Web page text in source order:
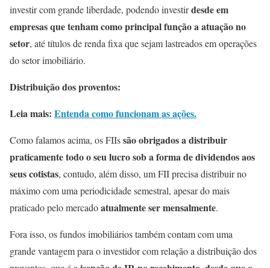
investir com grande liberdade, podendo investirdesde em
empresas que tenham como principal função a atuação no
setor, até títulos de renda fixa que sejam lastreados em operações
do setor imobiliário.
Distribuição dos proventos:
Leia mais: Entenda como funcionam as ações.
Como falamos acima, os FIIssão obrigados a distribuir
praticamente todo o seu lucro sob a forma de dividendos aos
seus cotistas, contudo, além disso, um FII precisa distribuir no
máximo com uma periodicidade semestral, apesar do mais
praticado pelo mercadoatualmente ser mensalmente.
Fora isso, os fundos imobiliários também contam com uma
grande vantagem para o investidor com relação a distribuição dos